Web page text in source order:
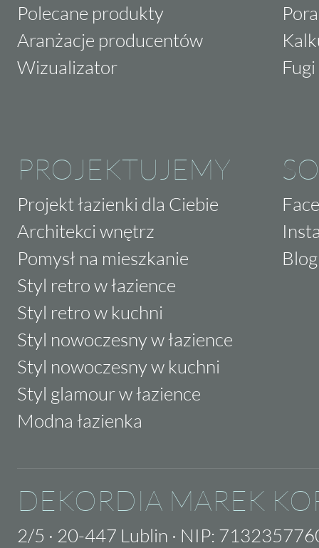
Polecane produkty
Aranżacje producentów
Wizualizator
PROJEKTUJEMY
Projekt łazienki dla Ciebie
Architekci wnętrz
Pomysł na mieszkanie
Styl retro w łazience
Styl retro w kuchni
Styl nowoczesny w łazience
Styl nowoczesny w kuchni
Styl glamour w łazience
Modna łazienka
Blog
DEKORDIA MAREK
2/5 · 20-447 Lublin · NIP: